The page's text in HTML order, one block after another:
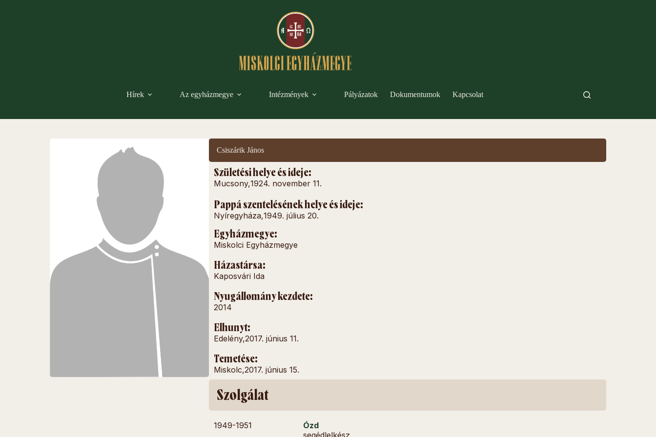
Hírek Az egyházmegye Intézmények Pályázatok Dokumentumok Kapcsolat
Csiszárik János
Születési helye és ideje:
Mucsony,1924. november 11.
Pappá szentelésének helye és ideje:
Nyíregyháza,1949. július 20.
Egyházmegye:
Miskolci Egyházmegye
Házastársa:
Kaposvári Ida
Nyugállomány kezdete:
2014
Elhunyt:
Edelény,2017. június 11.
Temetése:
Miskolc,2017. június 15.
Szolgálat
1949-1951
Ózd
segédlelkész